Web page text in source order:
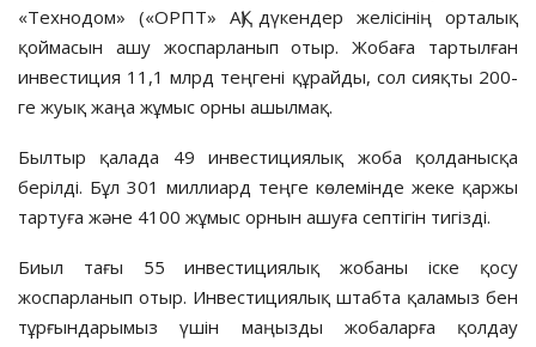
«Технодом» («ОРПТ» АҚ) дүкендер желісінің орталық
қоймасын ашу жоспарланып отыр. Жобаға тартылған
инвестиция 11,1 млрд теңгені құрайды, сол сияқты 200-
ге жуық жаңа жұмыс орны ашылмақ.
Былтыр қалада 49 инвес­тициялық жоба қолданысқа
берілді. Бұл 301 миллиард теңге көлемінде жеке қаржы
тартуға және 4100 жұмыс орнын ашуға септігін тигізді.
Биыл тағы 55 инвестициялық жобаны іске қосу
жоспарланып отыр. Инвестициялық штабта қаламыз бен
тұрғындарымыз үшін маңызды жобаларға қолдау